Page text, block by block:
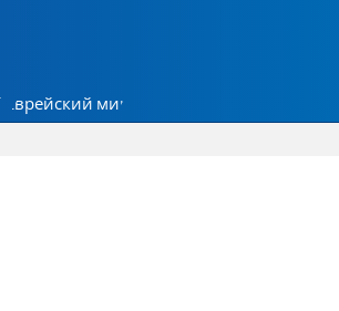
Еврейский мир